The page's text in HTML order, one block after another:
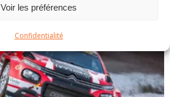
Voir les préférences
Confidentialité